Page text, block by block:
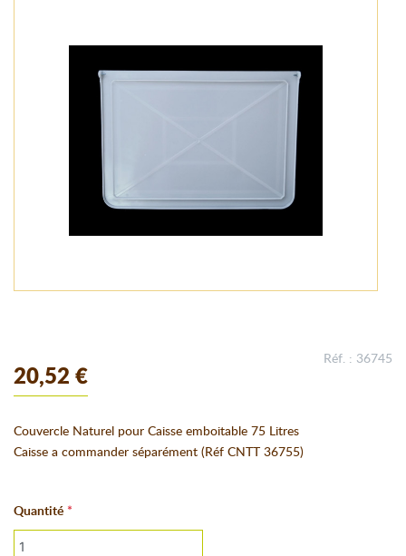
20,52 €
Réf. : 36745
Couvercle Naturel pour Caisse emboitable 75 Litres
Caisse a commander séparément (Réf CNTT 36755)
Quantité